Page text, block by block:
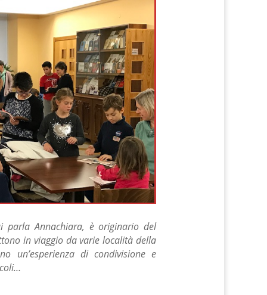
Annachiara, è originario del
in viaggio da varie località della
un’esperienza di condivisione e